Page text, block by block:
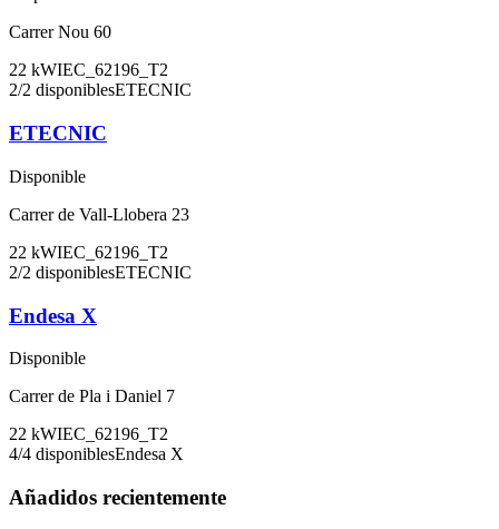
Carrer Nou 60
22 kWIEC_62196_T2
2/2 disponiblesETECNIC
ETECNIC
Disponible
Carrer de Vall-Llobera 23
22 kWIEC_62196_T2
2/2 disponiblesETECNIC
Endesa X
Disponible
Carrer de Pla i Daniel 7
22 kWIEC_62196_T2
4/4 disponiblesEndesa X
Añadidos recientemente